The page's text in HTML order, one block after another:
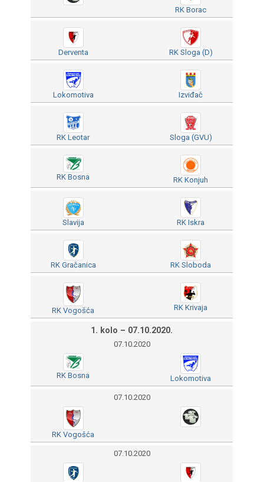
RK Borac
Derventa RK Sloga (D)
Lokomotiva Izviđač
RK Leotar Sloga (GVU)
RK Bosna RK Konjuh
Slavija RK Iskra
RK Gračanica RK Sloboda
RK Vogošća RK Krivaja
1. kolo – 07.10.2020.
07.10.2020
RK Bosna Lokomotiva
07.10.2020
RK Vogošća
07.10.2020